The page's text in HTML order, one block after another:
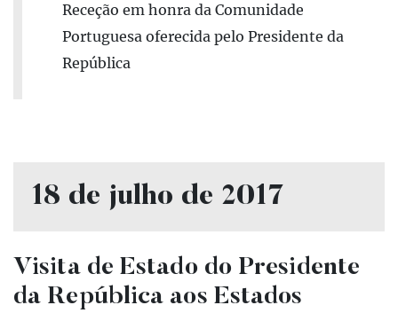
Receção em honra da Comunidade
Portuguesa oferecida pelo Presidente da
República
18 de julho de 2017
Visita de Estado do Presidente
da República aos Estados